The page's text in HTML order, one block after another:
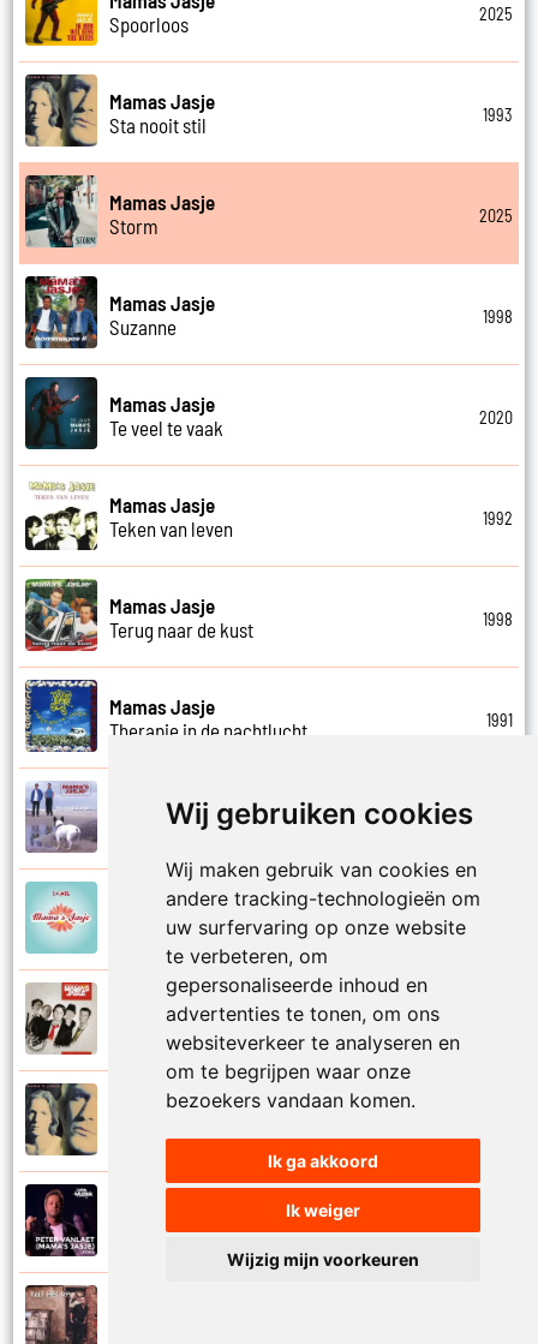
Wij gebruiken cookies
Wij maken gebruik van cookies en
andere tracking-technologieën om
uw surfervaring op onze website
te verbeteren, om
gepersonaliseerde inhoud en
advertenties te tonen, om ons
websiteverkeer te analyseren en
om te begrijpen waar onze
bezoekers vandaan komen.
Ik ga akkoord
Ik weiger
Wijzig mijn voorkeuren
Spoorloos
2025
Mamas Jasje
Sta nooit stil
1993
Mamas Jasje
Storm
2025
Mamas Jasje
Suzanne
1998
Mamas Jasje
Te veel te vaak
2020
Mamas Jasje
Teken van leven
1992
Mamas Jasje
Terug naar de kust
1998
Mamas Jasje
Therapie in de nachtlucht
1991
Mamas Jasje
Thuis ben
Mamas Jasje
Mamas Jasje
Tot aan de maan en terug
Mamas Jasje
Troebele tijden